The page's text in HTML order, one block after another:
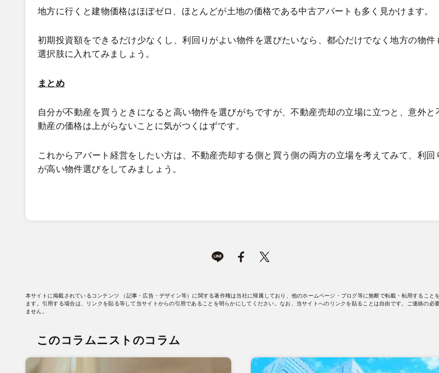
地方に行くと建物価格はほぼゼロ、ほとんどが土地の価格である中古アパートも多く見かけます。
初期投資額をできるだけ少なくし、利回りがよい物件を選びたいなら、都心だけでなく地方の物件
選択肢に入れてみましょう。
まとめ
自分が不動産を買うときになると高い物件を選びがちですが、不動産売却の立場に立つと、意外と
動産の価格は上がらないことに気がつくはずです。
これからアパート経営をしたい方は、不動産売却する側と買う側の両方の立場を考えてみて、利回
が高い物件選びをしてみましょう。
本サイトに掲載されているコンテンツ （記事・広告・デザイン等）に関する著作権は当社に帰属しており、他のホームページ・ブログ等に無断で転載・転用すること
ます。引用する場合は、リンクを貼る等して当サイトからの引用であることを明らかにしてください。なお、当サイトへのリンクを貼ることは自由です。ご連絡の必
ません。
このコラムニストのコラム